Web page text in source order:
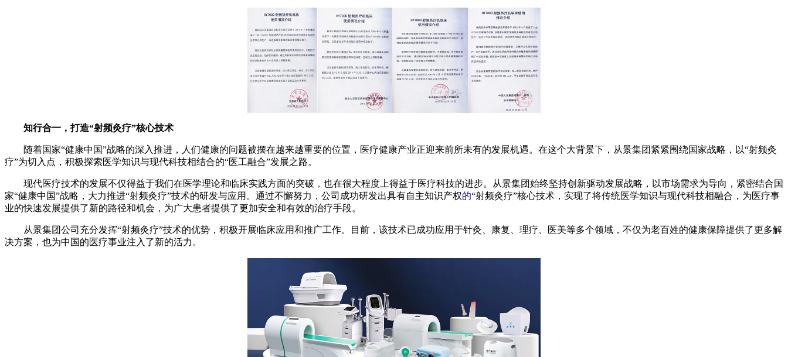
知行合一，打造“射频灸疗”核心技术
随着国家“健康中国”战略的深入推进，人们健康的问题被摆在越来越重要的位置，医疗健康产业正迎来前所未有的发展机遇。在这个大背景下，从景集团紧紧围绕国家战略，以“射频灸
疗”为切入点，积极探索医学知识与现代科技相结合的“医工融合”发展之路。
现代医疗技术的发展不仅得益于我们在医学理论和临床实践方面的突破 ， 也在很大程度上得益于医疗科技的进步。从景集团始终坚持创新驱动发展战略，以市场需求为导向，紧密结合国
家“健康中国”战略，大力推进“射频灸疗”技术的研发与应用。通过不懈努力，公司成功研发出具有自主知识产权的“射频灸疗”核心技术，实现了将传统医学知识与现代科技相融合，为医疗事
业的快速发展提供了新的路径和机会，为广大患者提供了更加安全和有效的治疗手段。
从景集团公司充分发挥“射频灸疗”技术的优势，积极开展临床应用和推广工作。目前，该技术已成功应用于针灸、康复、理疗、医美等多个领域，不仅为老百姓的健康保障提供了更多解
决方案，也为中国的医疗事业注入了新的活力。